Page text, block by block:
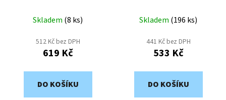
Skladem (8 ks)
512 Kč bez DPH
619 Kč
DO KOŠÍKU
Skladem (196 ks)
441 Kč bez DPH
533 Kč
DO KOŠÍKU